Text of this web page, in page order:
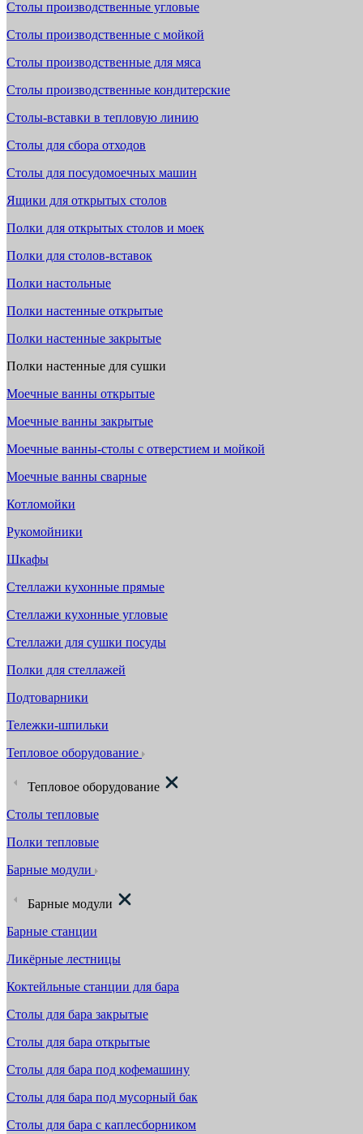
Столы производственные угловые
Столы производственные с мойкой
Столы производственные для мяса
Столы производственные кондитерские
Столы-вставки в тепловую линию
Столы для сбора отходов
Столы для посудомоечных машин
Ящики для открытых столов
Полки для открытых столов и моек
Полки для столов-вставок
Полки настольные
Полки настенные открытые
Полки настенные закрытые
Полки настенные для сушки
Моечные ванны открытые
Моечные ванны закрытые
Моечные ванны-столы с отверстием и мойкой
Моечные ванны сварные
Котломойки
Рукомойники
Шкафы
Стеллажи кухонные прямые
Стеллажи кухонные угловые
Стеллажи для сушки посуды
Полки для стеллажей
Подтоварники
Тележки-шпильки
Тепловое оборудование
Тепловое оборудование
Столы тепловые
Полки тепловые
Барные модули
Барные модули
Барные станции
Ликёрные лестницы
Коктейльные станции для бара
Столы для бара закрытые
Столы для бара открытые
Столы для бара под кофемашину
Столы для бара под мусорный бак
Столы для бара с каплесборником